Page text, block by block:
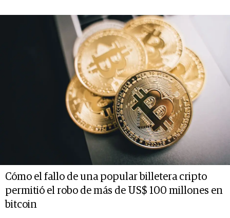
Cómo el fallo de una popular billetera cripto
permitió el robo de más de US$ 100 millones en
bitcoin